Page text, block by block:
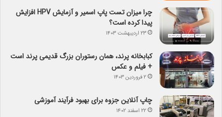
چرا میزان تست پاپ اسمیر و آزمایش HPV افزایش
پیدا کرده است؟
۲۳ اردیبهشت ۱۴۰۳
کبابخانه پرند، همان رستوران بزرگ قدیمی پرند است
+ فیلم و عکس
۲ فروردین ۱۴۰۳
چاپ آنلاین جزوه برای بهبود فرآیند آموزشی
۲۲ اسفند ۱۴۰۲